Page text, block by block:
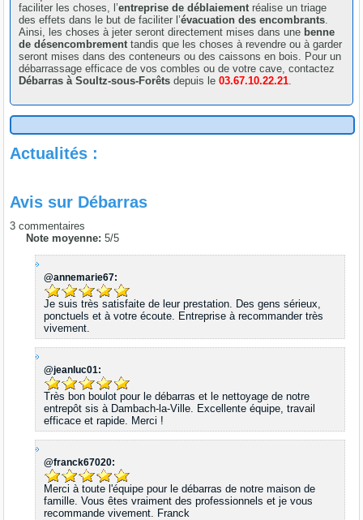
faciliter les choses, l’entreprise de déblaiement réalise un triage
des effets dans le but de faciliter l’évacuation des encombrants
Ainsi, les choses à jeter seront directement mises dans une benne
de désencombrement tandis que les choses à revendre ou à garder
seront mises dans des conteneurs ou des caissons en bois. Pour un
débarrassage efficace de vos combles ou de votre cave, contactez
Débarras à Soultz-sous-Forêtsdepuis le03.67.10.22.21
Actualités :
Avis sur Débarras
3 commentaires
Note moyenne:5/5
@annemarie67:
Je suis très satisfaite de leur prestation. Des gens sérieux,
ponctuels et à votre écoute. Entreprise à recommander très
vivement.
@jeanluc01:
Très bon boulot pour le débarras et le nettoyage de notre
entrepôt sis à Dambach-la-Ville. Excellente équipe, travail
efficace et rapide. Merci !
@franck67020:
Merci à toute l'équipe pour le débarras de notre maison de
famille. Vous êtes vraiment des professionnels et je vous
recommande vivement. Franck